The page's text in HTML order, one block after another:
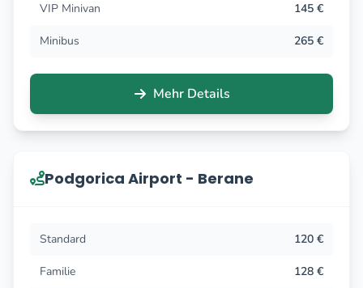
VIP Minivan 145 €
Minibus 265 €
Mehr Details
Podgorica Airport - Berane
Standard 120 €
Familie 128 €